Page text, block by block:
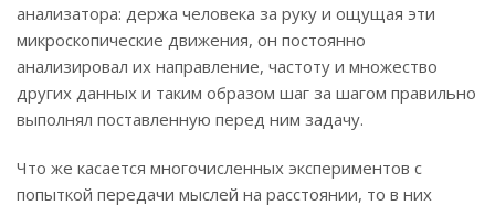
анализатора: держа человека за руку и ощущая эти
микроскопические движения, он постоянно
анализировал их направление, частоту и множество
других данных и таким образом шаг за шагом правильно
выполнял поставленную перед ним задачу.
Что же касается многочисленных экспериментов с
попыткой передачи мыслей на расстоянии, то в них